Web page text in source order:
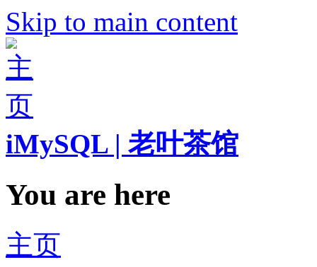
Skip to main content
iMySQL | 老叶茶馆
You are here
主页